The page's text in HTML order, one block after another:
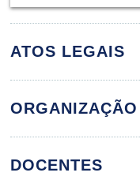
ATOS LEGAIS
DOCENTES